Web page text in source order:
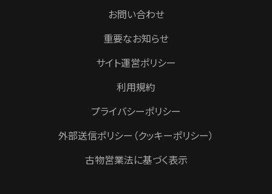
お問い合わせ
重要なお知らせ
サイト運営ポリシー
利用規約
プライバシーポリシー
外部送信ポリシー（クッキーポリシー）
古物営業法に基づく表示